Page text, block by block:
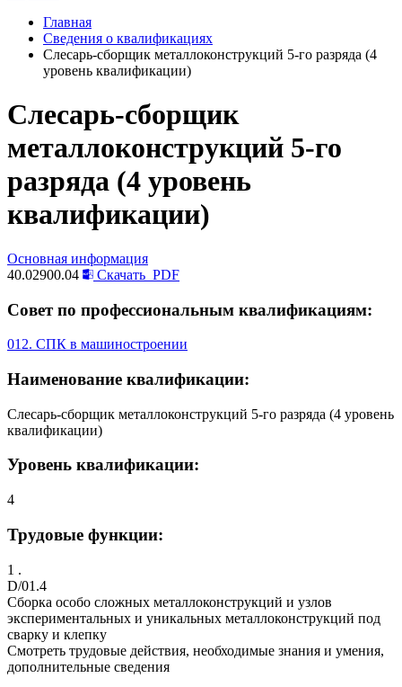
Главная
Сведения о квалификациях
Слесарь-сборщик металлоконструкций 5-го разряда (4
уровень квалификации)
Слесарь-сборщик
металлоконструкций 5-го
разряда (4 уровень
квалификации)
Основная информация
40.02900.04
Скачать PDF
Совет по профессиональным квалификациям:
012. СПК в машиностроении
Наименование квалификации:
Слесарь-сборщик металлоконструкций 5-го разряда (4 уровень
квалификации)
Уровень квалификации:
4
Трудовые функции:
1 .
D/01.4
Сборка особо сложных металлоконструкций и узлов
экспериментальных и уникальных металлоконструкций под
сварку и клепку
Смотреть трудовые действия, необходимые знания и умения,
дополнительные сведения